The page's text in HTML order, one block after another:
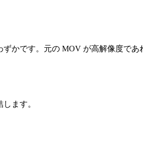
かです。元の MOV が高解像度で
ます。